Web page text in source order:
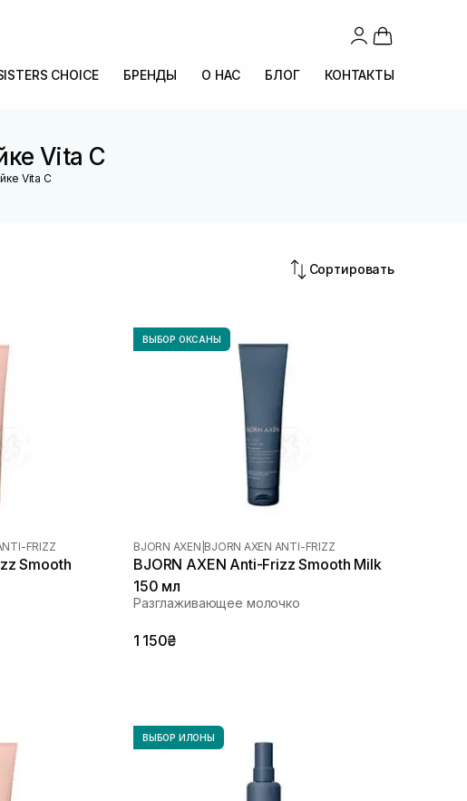
CHOICE БРЕНДЫ О НАС БЛОГ КОНТАКТЫ
Vita C
Vita C
Сортировать
FRIZZ
Smooth
ВЫБОР ОКСАНЫ
BJORN AXEN BJORN AXEN ANTI-FRIZZ
BJORN AXEN Anti-Frizz Smooth Milk
150 мл
Разглаживающее молочко
1 150₴
ВЫБОР ИЛОНЫ